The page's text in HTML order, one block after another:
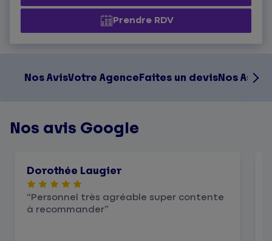
Prendre RDV
Nos AvisVotre AgenceFaites un devisNos
Nos avis Google
Dorothée Laugier
Personnel très agréable super contente
à recommander